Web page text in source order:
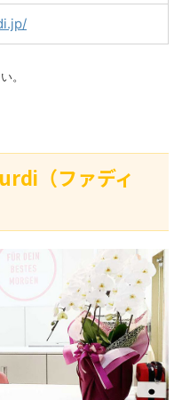
。
（ファディ